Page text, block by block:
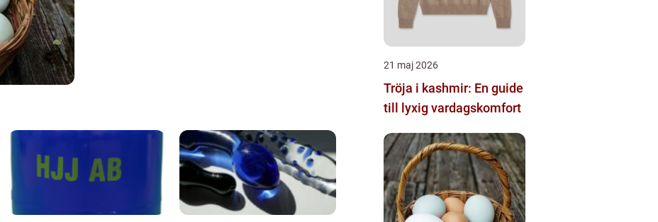
21 maj 2026
Tröja i kashmir: En guide
till lyxig vardagskomfort